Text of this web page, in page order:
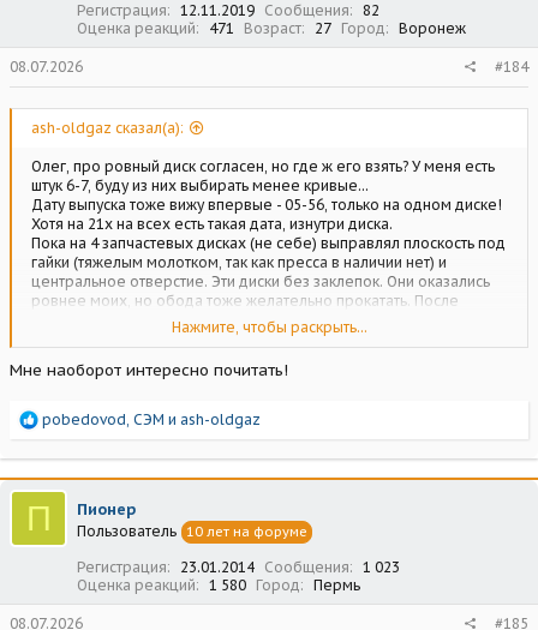
Регистрация
12.11.2019 Сообщения
82
Оценка реакций
471 Возраст 27 Город Воронеж
08.07.2026 #184
ash-oldgaz сказал(а):
Олег, про ровный диск согласен, но где ж его взять? У меня есть
штук 6-7, буду из них выбирать менее кривые...
Дату выпуска тоже вижу впервые - 05-56, только на одном диске!
Хотя на 21х на всех есть такая дата, изнутри диска.
Пока на 4 запчастевых дисках (не себе) выправлял плоскость под
гайки (тяжелым молотком, так как пресса в наличии нет) и
центральное отверстие. Эти диски без заклепок. Они оказались
ровнее моих, но обода тоже желательно прокатать. После
выравнивания плоскости около гаек отверстия под шпильки стали
меньше в диаметре. Диски стояли на доноре с родными
центрального отверстия не большая, зато сильно продавлены
Посмотреть вложение 237356Посмотреть вложение
237357
237359Посмотреть вложение 237360
Если Светлану обсуждение ремонта дисков смущает или
раздражает в ее теме, то можно попросить Игоря создать новую
или перенести в соответствующую тему, в соответствующий
раздел.
Нажмите, чтобы раскрыть...
Мне наоборот интересно почитать!
Р
а
к
ц
и
и
pobedovod, СЭМ и ash-oldgaz
П Пионер
Пользователь 10 лет на форуме
Регистрация 23.01.2014 Сообщения
1 023
Оценка реакций
1 580 Город Пермь
08.07.2026 #185